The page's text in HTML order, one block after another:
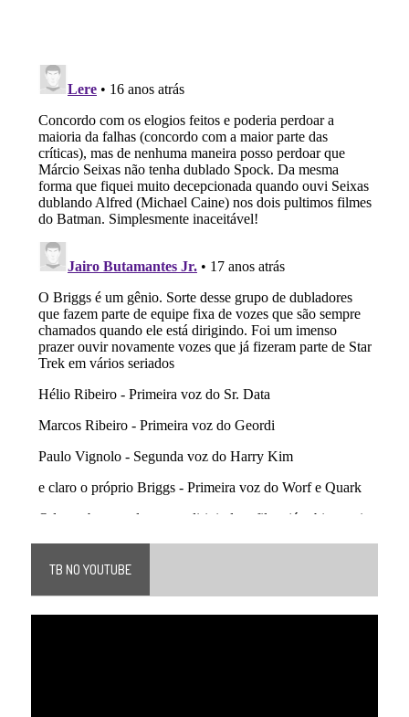
TB NO YOUTUBE